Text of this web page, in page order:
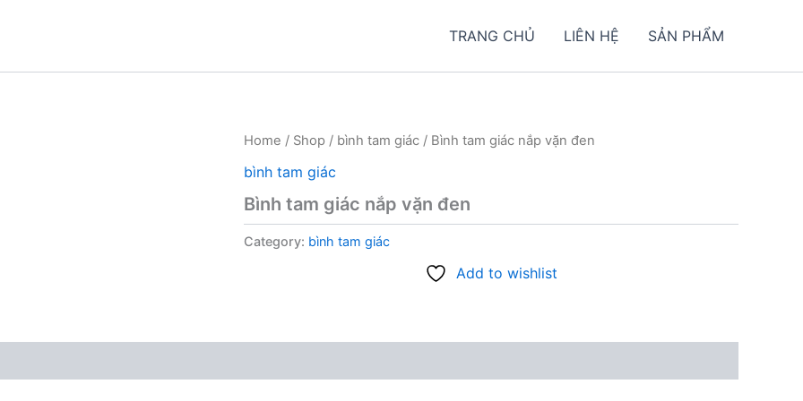
TRANG CHỦ LIÊN HỆ SẢN PHẨM
Home / Shop / bình tam giác / Bình tam giác nắp vặn đen
bình tam giác
Bình tam giác nắp vặn đen
Category: bình tam giác
Add to wishlist